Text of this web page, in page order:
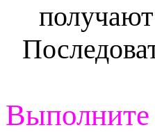
Выполните